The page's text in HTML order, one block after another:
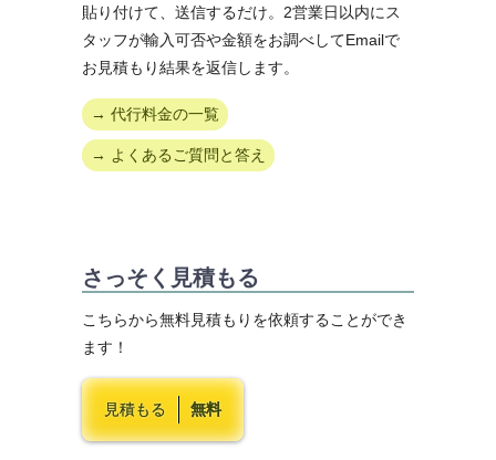
貼り付けて、送信するだけ。2営業日以内にス
タッフが輸入可否や金額をお調べしてEmailで
お見積もり結果を返信します。
→ 代行料金の一覧
→ よくあるご質問と答え
さっそく見積もる
こちらから無料見積もりを依頼することができ
ます！
見積もる 無料